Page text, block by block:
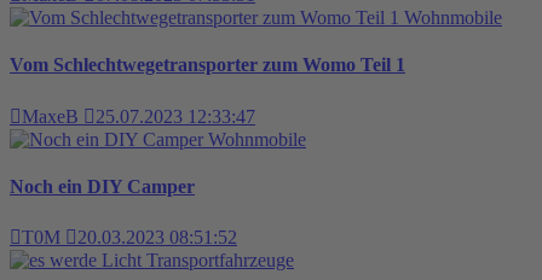
Wohnmobile
Vom Schlechtwegetransporter zum Womo Teil 1
MaxeB
25.07.2023 12:33:47
Wohnmobile
Noch ein DIY Camper
T0M
20.03.2023 08:51:52
Transportfahrzeuge